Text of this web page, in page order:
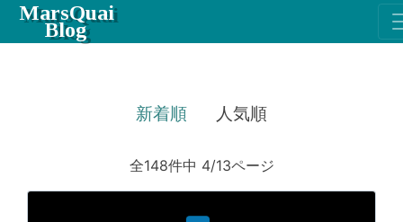
MarsQuai
Blog
新着順 人気順
全148件中 4/13ページ